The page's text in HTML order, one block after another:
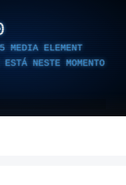
MEDIA ELEMENT
ESTÁ NESTE MOMENTO